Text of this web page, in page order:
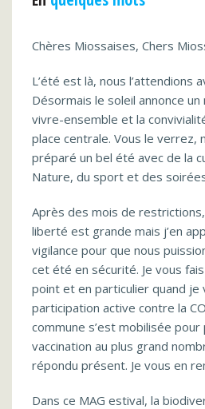
Chères Miossaises, Chers
L’été est là, nous l’attendions
Désormais le soleil annonce
vivre-ensemble et la
place centrale. Vous le verrez,
préparé un bel été avec de la
Nature, du sport et des
Après des mois de
liberté est grande mais j’en
vigilance pour que nous
cet été en sécurité. Je vous
point et en particulier quand je
participation active contre la
commune s’est mobilisée
vaccination au plus grand
répondu présent. Je vous en
Dans ce MAG estival, la